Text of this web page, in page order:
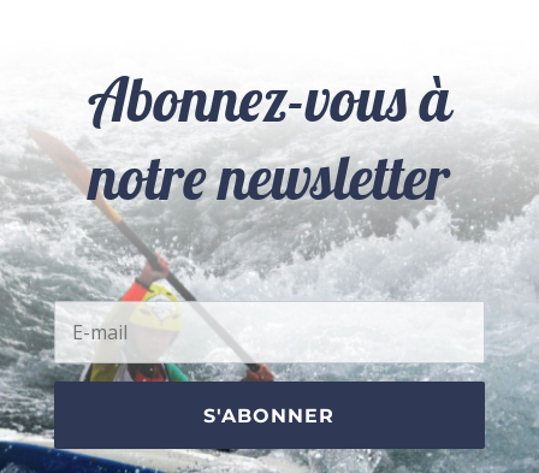
Abonnez-vous à
notre newsletter
S'ABONNER